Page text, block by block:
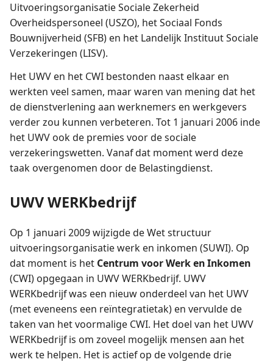
Uitvoeringsorganisatie Sociale Zekerheid
Overheidspersoneel (USZO), het Sociaal Fonds
Bouwnijverheid (SFB) en het Landelijk Instituut Sociale
Verzekeringen (LISV).
Het UWV en het CWI bestonden naast elkaar en
werkten veel samen, maar waren van mening dat het
de dienstverlening aan werknemers en werkgevers
verder zou kunnen verbeteren. Tot 1 januari 2006 inde
het UWV ook de premies voor de sociale
verzekeringswetten. Vanaf dat moment werd deze
taak overgenomen door de Belastingdienst.
UWV WERKbedrijf
Op 1 januari 2009 wijzigde de Wet structuur
uitvoeringsorganisatie werk en inkomen (SUWI). Op
dat moment is het Centrum voor Werk en Inkomen
(CWI) opgegaan in UWV WERKbedrijf. UWV
WERKbedrijf was een nieuw onderdeel van het UWV
(met eveneens een reïntegratietak) en vervulde de
taken van het voormalige CWI. Het doel van het UWV
WERKbedrijf is om zoveel mogelijk mensen aan het
werk te helpen. Het is actief op de volgende drie